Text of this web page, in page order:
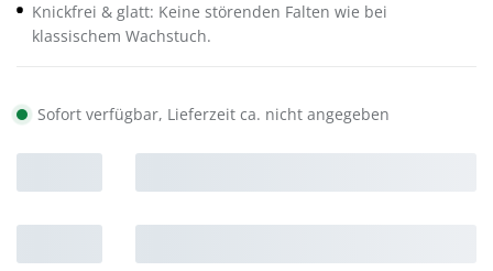
Knickfrei & glatt: Keine störenden Falten wie bei
klassischem Wachstuch.
Sofort verfügbar, Lieferzeit ca. nicht angegeben